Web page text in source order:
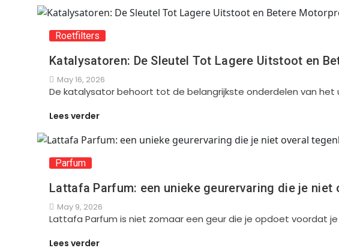
Roetfilters
Katalysatoren: De Sleutel Tot Lagere Uitstoot en
May 16, 2026
De katalysator behoort tot de belangrijkste onderdelen van
Lees verder
Parfum
Lattafa Parfum: een unieke geurervaring die je niet
May 9, 2026
Lattafa Parfum is niet zomaar een geur die je opdoet voordat
Lees verder